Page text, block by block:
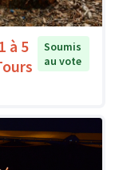
à 5
Soumis
au vote